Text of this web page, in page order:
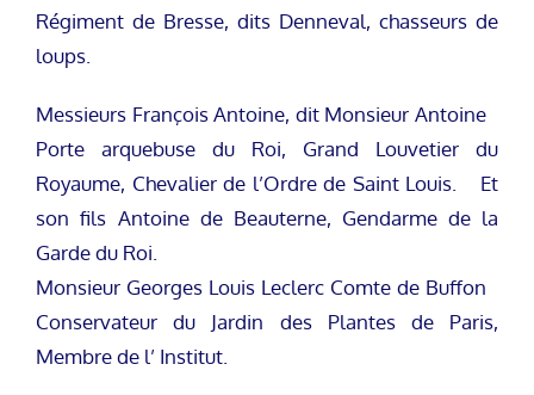
Régiment de Bresse, dits Denneval, chasseurs de
loups.
Messieurs François Antoine, dit Monsieur Antoine
Porte arquebuse du Roi, Grand Louvetier du
Royaume, Chevalier de l’Ordre de Saint Louis. Et
son fils Antoine de Beauterne, Gendarme de la
Garde du Roi.
Monsieur Georges Louis Leclerc Comte de Buffon
Conservateur du Jardin des Plantes de Paris,
Membre de l’ Institut.